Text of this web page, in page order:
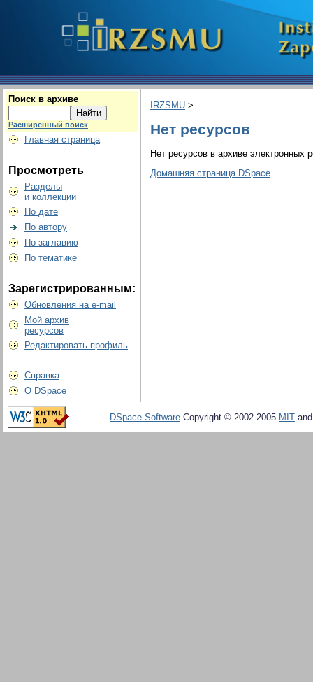
Поиск в архиве
Расширенный поиск
Главная страница
Просмотреть
Разделы
и коллекции
По дате
По автору
По заглавию
По тематике
Зарегистрированным:
Обновления на e-mail
Мой архив
ресурсов
Редактировать профиль
Справка
О DSpace
IRZSMU >
Нет ресурсов
Нет ресурсов в архиве электронных
Домашняя страница DSpace
DSpace Software Copyright © 2002-2005 MIT